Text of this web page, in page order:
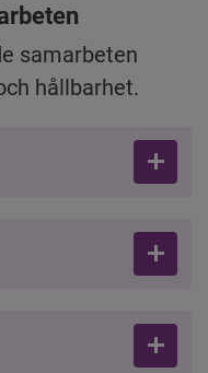
samarbeten
hållbarhet.